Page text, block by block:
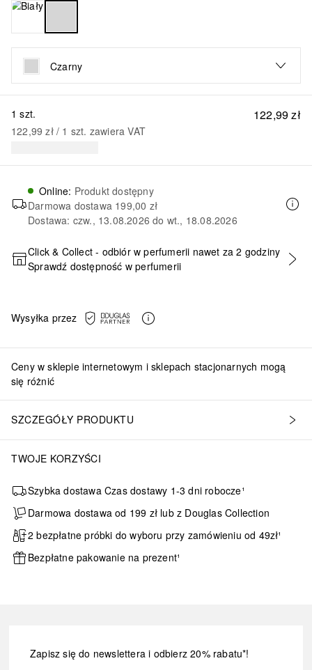
Czarny
122,99 zł
1 szt.
122,99 zł / 1 szt. zawiera VAT
Online: Produkt dostępny
Darmowa dostawa 199,00 zł
Dostawa: czw., 13.08.2026 do wt., 18.08.2026
DODAJ DO KOSZYKA
Click & Collect - odbiór w perfumerii nawet za 2 godziny
Sprawdź dostępność w perfumerii
Wysyłka przez
Ceny w sklepie internetowym i sklepach stacjonarnych mogą
się różnić
SZCZEGÓŁY PRODUKTU
TWOJE KORZYŚCI
Szybka dostawa Czas dostawy 1-3 dni robocze¹
Darmowa dostawa od 199 zł lub z Douglas Collection
2 bezpłatne próbki do wyboru przy zamówieniu od 49zł¹
Bezpłatne pakowanie na prezent¹
Zapisz się do newslettera i odbierz 20% rabatu*!